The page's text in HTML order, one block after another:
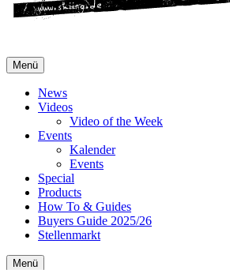
Menü
News
Videos
Video of the Week
Events
Kalender
Events
Special
Products
How To & Guides
Buyers Guide 2025/26
Stellenmarkt
Menü